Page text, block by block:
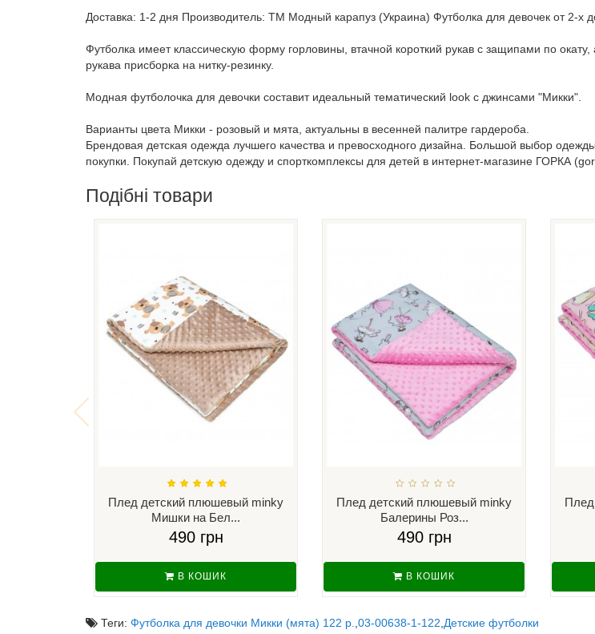
Доставка: 1-2 дня Производитель: ТМ Модный карапуз (Украина) Футболка для девочек от 2-х
Футболка имеет классическую форму горловины, втачной короткий рукав с защипами по
рукава присборка на нитку-резинку.
Модная футболочка для девочки составит идеальный тематический look с джинсами "Микки".
Варианты цвета Микки - розовый и мята, актуальны в весенней палитре гардероба.
Брендовая детская одежда лучшего качества и превосходного дизайна. Большой выбор
покупки. Покупай детскую одежду и спорткомплексы для детей в интернет-магазине ГОРКА
Подібні товари
Плед детский плюшевый minky
Мишки на Бел...
490 грн
В КОШИК
Плед детский плюшевый minky
Балерины Роз...
490 грн
В КОШИК
Теги: Футболка для девочки Микки (мята) 122 р. 03-00638-1-122 Детские футболки